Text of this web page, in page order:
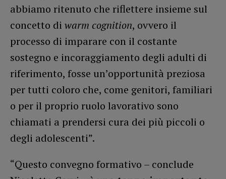
abbiamo ritenuto che riflettere insieme sul
concetto di warm cognition, ovvero il
processo di imparare con il costante
sostegno e incoraggiamento degli adulti di
riferimento, fosse un’opportunità preziosa
per tutti coloro che, come genitori, familiari
o per il proprio ruolo lavorativo sono
chiamati a prendersi cura dei più piccoli o
degli adolescenti”.
“Questo convegno formativo – conclude